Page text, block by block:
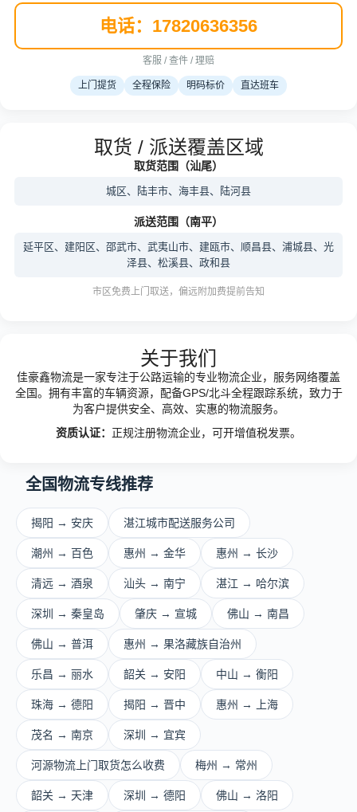
电话：17820636356
客服 / 查件 / 理赔
上门提货 全程保险 明码标价 直达班车
取货 / 派送覆盖区域
取货范围（汕尾）
城区、陆丰市、海丰县、陆河县
派送范围（南平）
延平区、建阳区、邵武市、武夷山市、建瓯市、顺昌县、浦城县、光
泽县、松溪县、政和县
市区免费上门取送，偏远附加费提前告知
关于我们
佳豪鑫物流是一家专注于公路运输的专业物流企业，服务网络覆盖
全国。拥有丰富的车辆资源，配备GPS/北斗全程跟踪系统，致力于
为客户提供安全、高效、实惠的物流服务。
资质认证： 正规注册物流企业，可开增值税发票。
全国物流专线推荐
揭阳 → 安庆 湛江城市配送服务公司
潮州 → 百色 惠州 → 金华 惠州 → 长沙
清远 → 酒泉 汕头 → 南宁 湛江 → 哈尔滨
深圳 → 秦皇岛 肇庆 → 宣城 佛山 → 南昌
佛山 → 普洱 惠州 → 果洛藏族自治州
乐昌 → 丽水 韶关 → 安阳 中山 → 衡阳
珠海 → 德阳 揭阳 → 晋中 惠州 → 上海
茂名 → 南京 深圳 → 宜宾
河源物流上门取货怎么收费 梅州 → 常州
韶关 → 天津 深圳 → 德阳 佛山 → 洛阳